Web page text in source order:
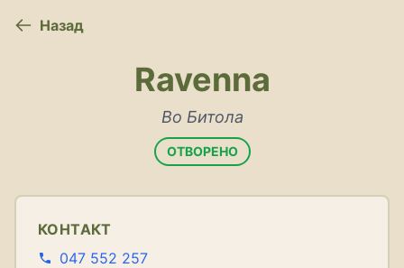
Назад
Ravenna
Во Битола
ОТВОРЕНО
КОНТАКТ
047 552 257